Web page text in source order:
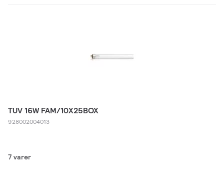
TUV 16W FAM/10X25BOX
928002004013
7 varer